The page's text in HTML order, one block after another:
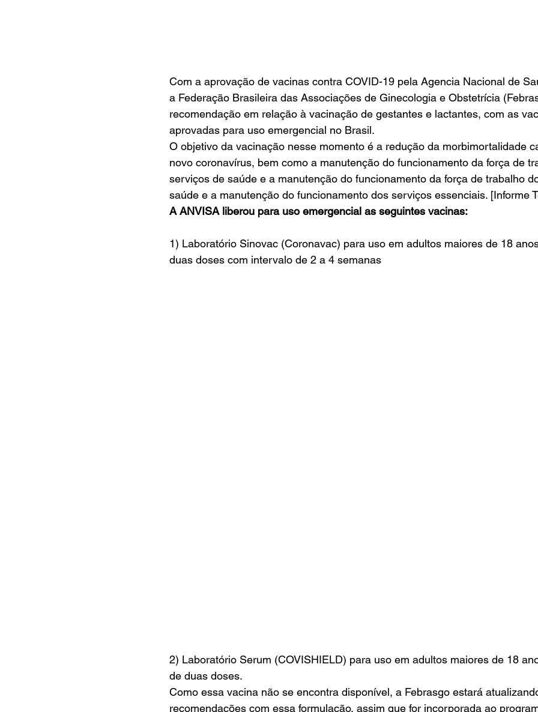
Com a aprovação de vacinas contra COVID-19 pela Agencia Nacional de
a Federação Brasileira das Associações de Ginecologia e Obstetrícia
recomendação em relação à vacinação de gestantes e lactantes, com as
aprovadas para uso emergencial no Brasil.
O objetivo da vacinação nesse momento é a redução da morbimortalidade
novo coronavírus, bem como a manutenção do funcionamento da força de
serviços de saúde e a manutenção do funcionamento da força de trabalho
saúde e a manutenção do funcionamento dos serviços essenciais. [Informe
A ANVISA liberou para uso emergencial as seguintes vacinas:
1) Laboratório Sinovac (Coronavac) para uso em adultos maiores de 18
duas doses com intervalo de 2 a 4 semanas
2) Laboratório Serum (COVISHIELD) para uso em adultos maiores de 18
de duas doses.
Como essa vacina não se encontra disponível, a Febrasgo estará
recomendações com essa formulação, assim que for incorporada ao